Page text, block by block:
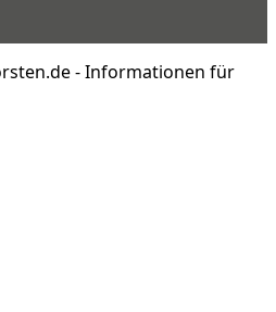
- Informationen für